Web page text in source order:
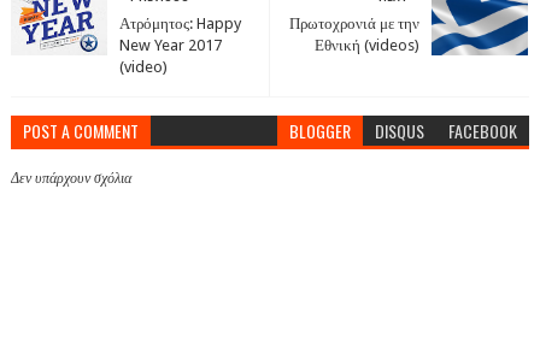
Πρωτοχρονιά με την
Εθνική (videos)
Ατρόμητος: Happy
New Year 2017
(video)
POST A COMMENT BLOGGER DISQUS FACEBOOK
Δεν υπάρχουν σχόλια